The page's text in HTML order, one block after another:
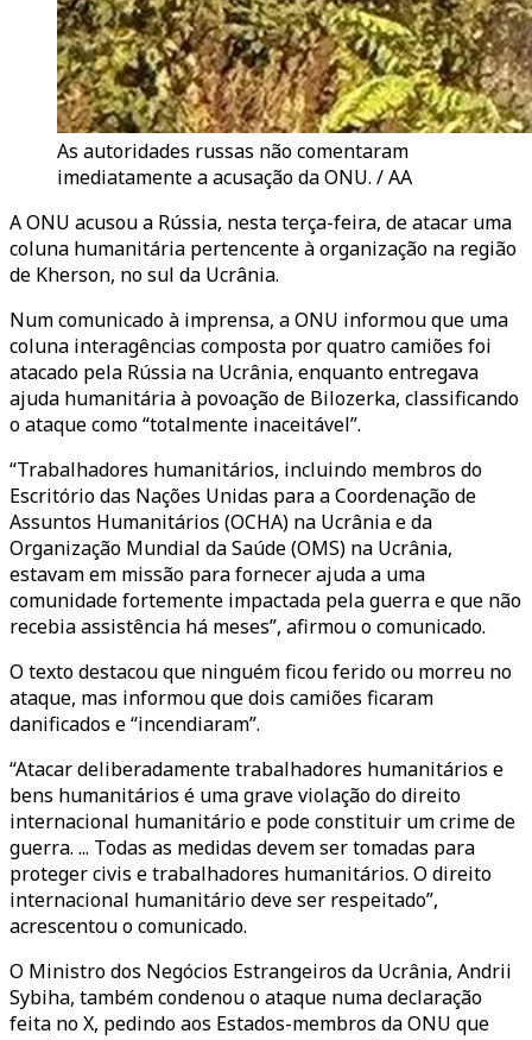
As autoridades russas não comentaram
imediatamente a acusação da ONU. / AA
A ONU acusou a Rússia, nesta terça-feira, de atacar uma
coluna humanitária pertencente à organização na região
de Kherson, no sul da Ucrânia.
Num comunicado à imprensa, a ONU informou que uma
coluna interagências composta por quatro camiões foi
atacado pela Rússia na Ucrânia, enquanto entregava
ajuda humanitária à povoação de Bilozerka, classificando
o ataque como “totalmente inaceitável”.
“Trabalhadores humanitários, incluindo membros do
Escritório das Nações Unidas para a Coordenação de
Assuntos Humanitários (OCHA) na Ucrânia e da
Organização Mundial da Saúde (OMS) na Ucrânia,
estavam em missão para fornecer ajuda a uma
comunidade fortemente impactada pela guerra e que não
recebia assistência há meses”, afirmou o comunicado.
O texto destacou que ninguém ficou ferido ou morreu no
ataque, mas informou que dois camiões ficaram
danificados e “incendiaram”.
“Atacar deliberadamente trabalhadores humanitários e
bens humanitários é uma grave violação do direito
internacional humanitário e pode constituir um crime de
guerra. ... Todas as medidas devem ser tomadas para
proteger civis e trabalhadores humanitários. O direito
internacional humanitário deve ser respeitado”,
acrescentou o comunicado.
O Ministro dos Negócios Estrangeiros da Ucrânia, Andrii
Sybiha, também condenou o ataque numa declaração
feita no X, pedindo aos Estados-membros da ONU que